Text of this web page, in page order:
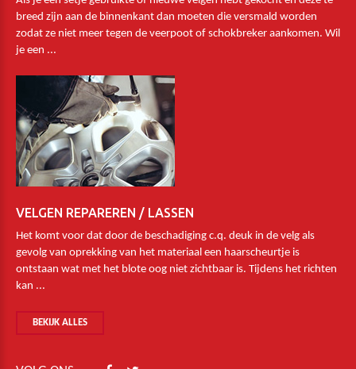
breed zijn aan de binnenkant dan moeten die versmald worden
zodat ze niet meer tegen de veerpoot of schokbreker aankomen. Wil
je een ...
VELGEN REPAREREN / LASSEN
Het komt voor dat door de beschadiging c.q. deuk in de velg als
gevolg van oprekking van het materiaal een haarscheurtje is
ontstaan wat met het blote oog niet zichtbaar is. Tijdens het richten
kan ...
BEKIJK ALLES